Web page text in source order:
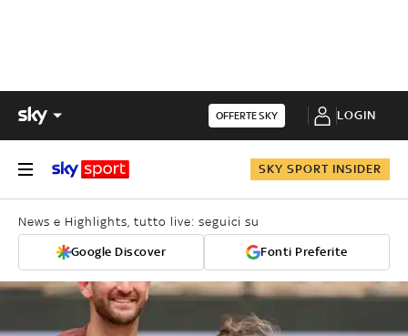
OFFERTE SKY LOGIN
SKY SPORT INSIDER
News e Highlights, tutto live: seguici su
Google Discover Fonti Preferite